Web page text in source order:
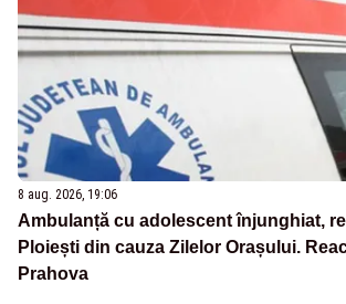
8 aug. 2026, 19:06
Ambulanță cu adolescent înjunghiat,
Ploiești din cauza Zilelor Orașului.
Prahova